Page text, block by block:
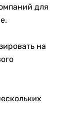
для
на